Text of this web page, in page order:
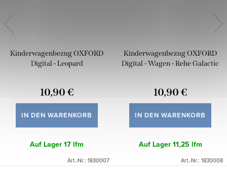
Kinderwagenbezug OXFORD
Digital - Leopard
10,90 €
IN DEN WARENKORB
Auf Lager17 lfm
Art.-Nr.: 1830007
Kinderwagenbezug OXFORD
Digital - Wagen - Rehe Galactic
10,90 €
IN DEN WARENKORB
Auf Lager11,25 lfm
Art.-Nr.: 1830008